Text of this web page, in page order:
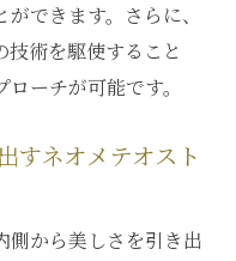
できます。さらに、
術を駆使すること
ーチが可能です。
すネオメテオスト
側から美しさを引き出